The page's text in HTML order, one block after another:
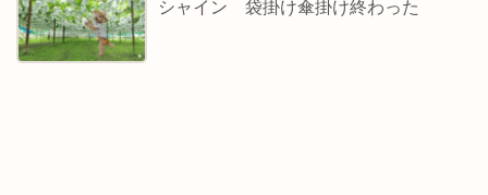
シャイン 袋掛け傘掛け終わった